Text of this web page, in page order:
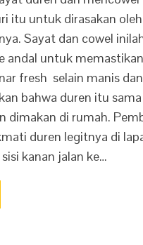
itu untuk dirasakan
Sayat dan cowel
andal untuk
fresh selain manis
bahwa duren itu sama
dimakan di rumah.
duren legitnya di
kanan jalan ke…